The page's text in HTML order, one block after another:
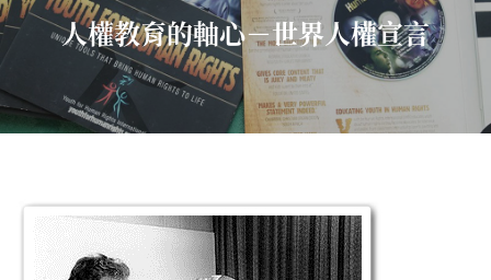
人權教育的軸心－世界人權宣言